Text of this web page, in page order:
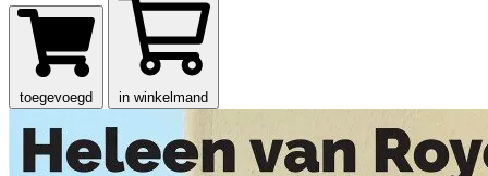
toegevoegd in winkelmand